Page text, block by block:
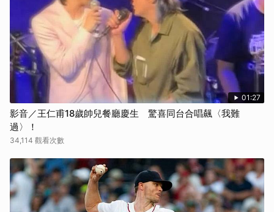
01:27
影音／王仁甫18歲帥兒餐廳慶生 驚喜同台合唱飆〈我難
過〉！
34,114 觀看次數